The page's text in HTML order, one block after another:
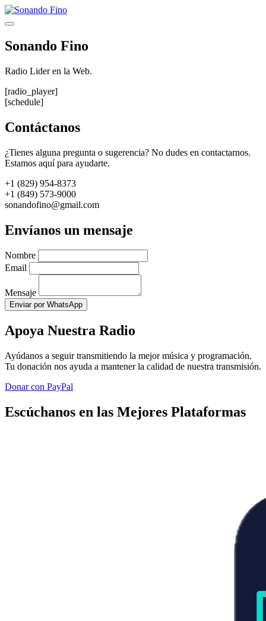
Saltar
al
Menú
Sonando Fino
Radio Lider en la Web.
[radio_player]
[schedule]
Contáctanos
¿Tienes alguna pregunta o sugerencia? No dudes en contactarnos.
Estamos aquí para ayudarte.
+1 (829) 954-8373
+1 (849) 573-9000
sonandofino@gmail.com
Envíanos un mensaje
Nombre
Email
Mensaje
Enviar por WhatsApp
Apoya Nuestra Radio
Ayúdanos a seguir transmitiendo la mejor música y programación.
Tu donación nos ayuda a mantener la calidad de nuestra transmisión.
Donar con PayPal
Escúchanos en las Mejores Plataformas